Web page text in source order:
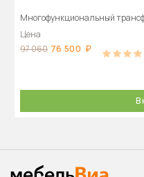
Многофункциональный
Цена
97 060 76 500
В